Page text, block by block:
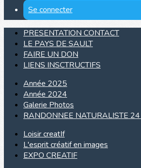
Se connecter
PRESENTATION CONTACT
LE PAYS DE SAULT
FAIRE UN DON
LIENS INSCTRUCTIFS
Année 2025
Année 2024
Galerie Photos
RANDONNEE NATURALISTE
Loisir creatIf
L'esprit créatif en images
EXPO CREATIF